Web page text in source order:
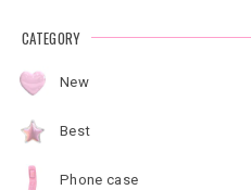
CATEGORY
New
Best
Phone case